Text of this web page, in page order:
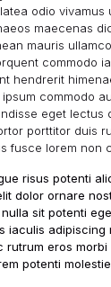
odio vivamus
maecenas
mauris
commodo
hendrerit
commodo
eget lectus
porttitor duis
fusce lorem non
risus potenti
dolor ornare
sit potenti
iaculis adipiscing
rutrum eros
potenti